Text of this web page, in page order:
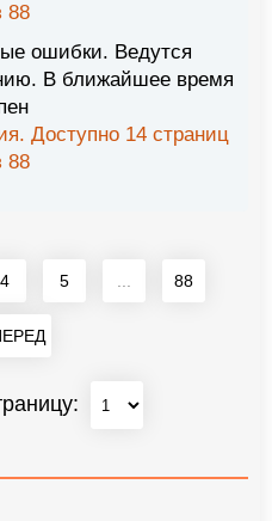
88
ошибки. Ведутся
В ближайшее время
Доступно 14 страниц
88
4 5 88